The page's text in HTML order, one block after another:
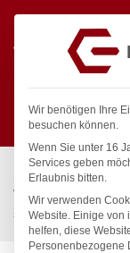
Start /
Wassertechnik
spa Kneipp’sche
Wir benötigen Ihre
besuchen können.
Wenn Sie unter 16
Services geben
Erlaubnis bitten.
Wir verwenden
Website. Einige von
helfen, diese
Personenbezogene